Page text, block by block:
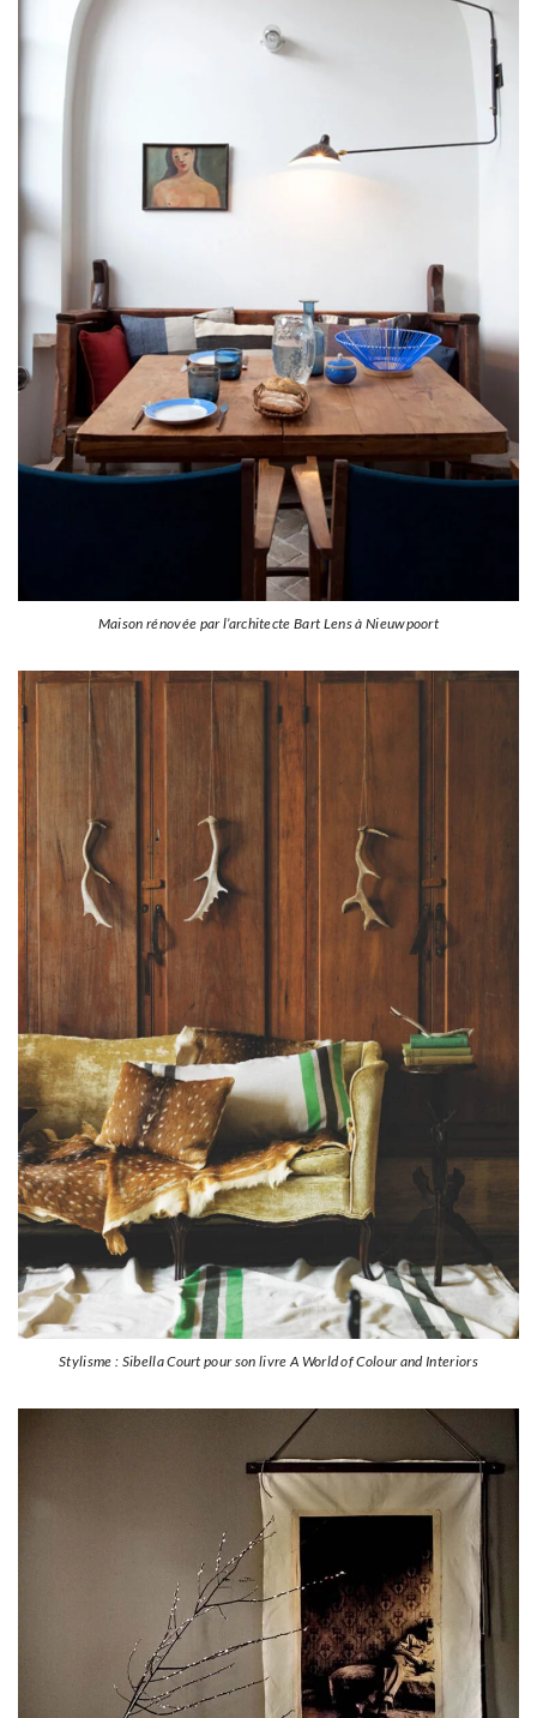
Maison rénovée par l’architecte Bart Lens à Nieuwpoort
Stylisme : Sibella Court pour son livre A World of Colour and Interiors